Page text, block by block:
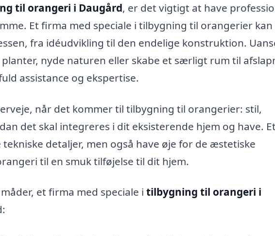
til orangeri i Daugård, er det vigtigt at have
Et firma med speciale i tilbygning til orangerier kan
fra idéudvikling til den endelige konstruktion.
nyde naturen eller skabe et særligt rum til
assistance og ekspertise.
når det kommer til tilbygning til orangerier: stil,
det skal integreres i dit eksisterende hjem og have.
detaljer, men også have øje for de æstetiske
til en smuk tilføjelse til dit hjem.
et firma med speciale i tilbygning til orangeri i